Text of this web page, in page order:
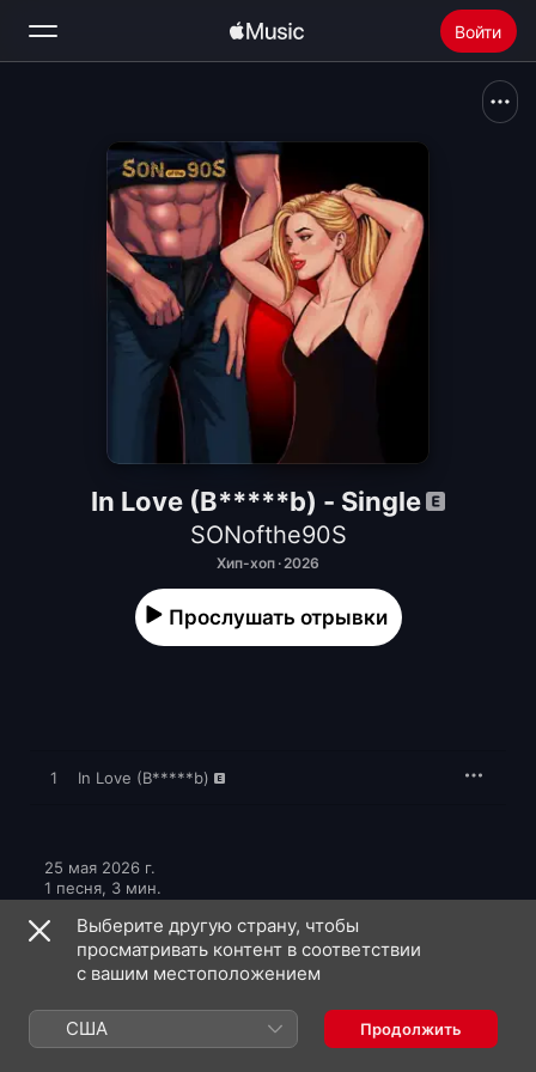
Войти
Главная
Радио
Установить Apple Music
In Love (B*****b) - Single
SONofthe90S
Хип-хоп · 2026
Прослушать отрывки
1 In Love (B*****b)
25 мая 2026 г.
1 песня, 3 мин.
SONofthe90S: еще
Выберите другую страну, чтобы
просматривать контент в соответствии
с вашим местоположением
США Продолжить